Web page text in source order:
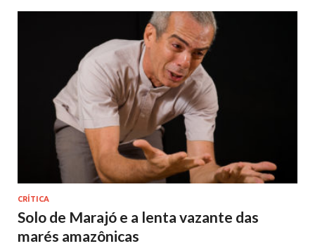
CRÍTICA
Solo de Marajó e a lenta vazante das
marés amazônicas